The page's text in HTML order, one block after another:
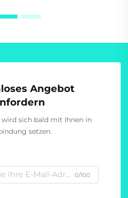
Angebot
wird sich bald mit Ihnen in
setzen.
0/100